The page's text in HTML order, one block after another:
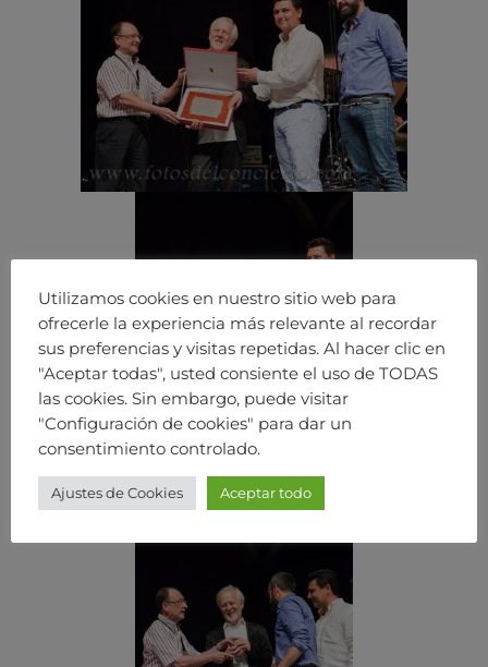
Utilizamos cookies en nuestro sitio web para
ofrecerle la experiencia más relevante al recordar
sus preferencias y visitas repetidas. Al hacer clic en
"Aceptar todas", usted consiente el uso de TODAS
las cookies. Sin embargo, puede visitar
"Configuración de cookies" para dar un
consentimiento controlado.
Ajustes de Cookies Aceptar todo